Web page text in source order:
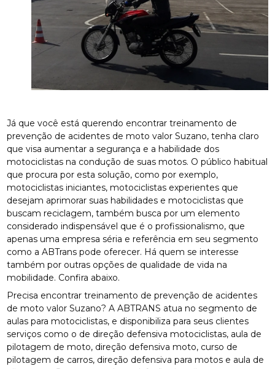
Já que você está querendo encontrar treinamento de
prevenção de acidentes de moto valor Suzano, tenha claro
que visa aumentar a segurança e a habilidade dos
motociclistas na condução de suas motos. O público habitual
que procura por esta solução, como por exemplo,
motociclistas iniciantes, motociclistas experientes que
desejam aprimorar suas habilidades e motociclistas que
buscam reciclagem, também busca por um elemento
considerado indispensável que é o profissionalismo, que
apenas uma empresa séria e referência em seu segmento
como a ABTrans pode oferecer. Há quem se interesse
também por outras opções de qualidade de vida na
mobilidade. Confira abaixo.
Precisa encontrar treinamento de prevenção de acidentes
de moto valor Suzano? A ABTRANS atua no segmento de
aulas para motociclistas, e disponibiliza para seus clientes
serviços como o de direção defensiva motociclistas, aula de
pilotagem de moto, direção defensiva moto, curso de
pilotagem de carros, direção defensiva para motos e aula de